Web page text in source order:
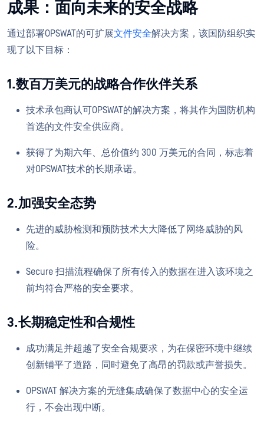
成果：面向未来的安全战略
通过部署OPSWAT的可扩展文件安全解决方案，该国防组织实
现了以下目标：
1.数百万美元的战略合作伙伴关系
技术承包商认可OPSWAT的解决方案，将其作为国防机构
首选的文件安全供应商。
获得了为期六年、总价值约 300 万美元的合同，标志着
对OPSWAT技术的长期承诺。
2.加强安全态势
先进的威胁检测和预防技术大大降低了网络威胁的风
险。
Secure 扫描流程确保了所有传入的数据在进入该环境之
前均符合严格的安全要求。
3.长期稳定性和合规性
成功满足并超越了安全合规要求，为在保密环境中继续
创新铺平了道路，同时避免了高昂的罚款或声誉损失。
OPSWAT 解决方案的无缝集成确保了数据中心的安全运
行，不会出现中断。